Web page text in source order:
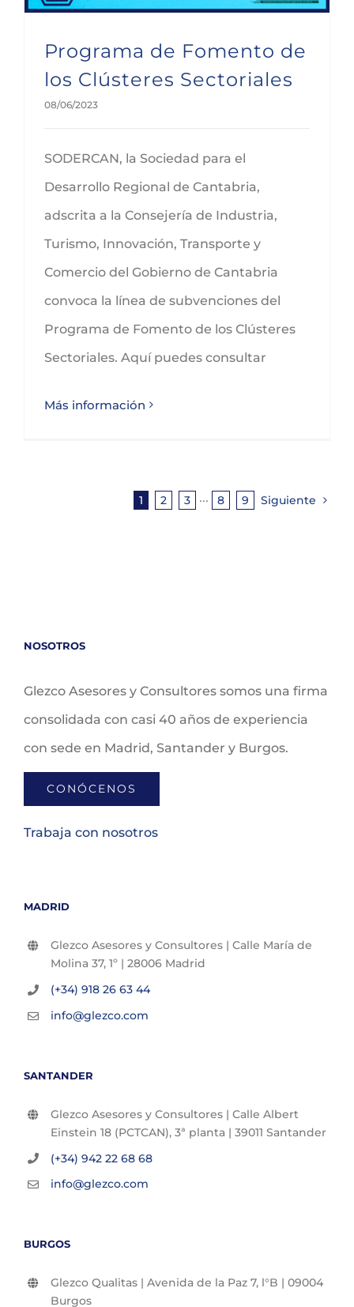
Programa de Fomento de
los Clústeres Sectoriales
08/06/2023
SODERCAN, la Sociedad para el
Desarrollo Regional de Cantabria,
adscrita a la Consejería de Industria,
Turismo, Innovación, Transporte y
Comercio del Gobierno de Cantabria
convoca la línea de subvenciones del
Programa de Fomento de los Clústeres
Sectoriales. Aquí puedes consultar
Más información
1 2 3 ··· 8 9 Siguiente
NOSOTROS
Glezco Asesores y Consultores somos una firma
consolidada con casi 40 años de experiencia
con sede en Madrid, Santander y Burgos.
CONÓCENOS
Trabaja con nosotros
MADRID
Glezco Asesores y Consultores | Calle María de
Molina 37, 1º | 28006 Madrid
(+34) 918 26 63 44
info@glezco.com
SANTANDER
Glezco Asesores y Consultores | Calle Albert
Einstein 18 (PCTCAN), 3ª planta | 39011 Santander
(+34) 942 22 68 68
info@glezco.com
BURGOS
Glezco Qualitas | Avenida de la Paz 7, l°B | 09004
Burgos